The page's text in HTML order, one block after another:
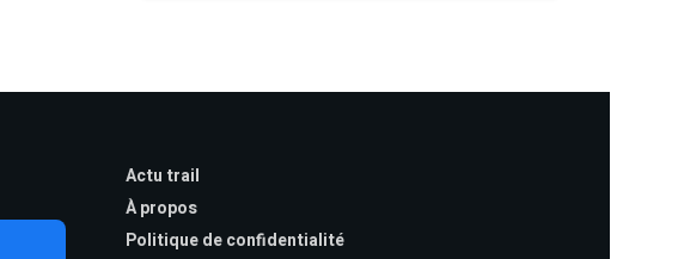
Actu trail
À propos
Politique de confidentialité